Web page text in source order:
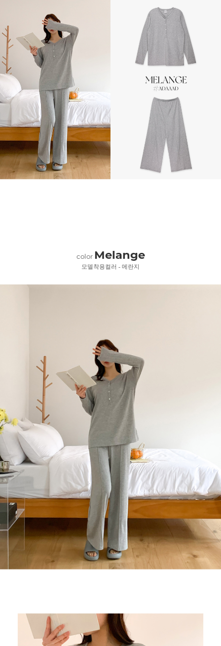
color Melange
모델착용컬러 - 메란지